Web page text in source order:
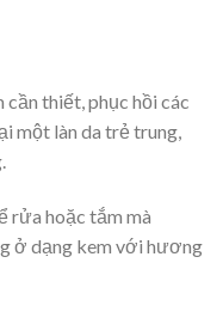
cần thiết, phục hồi các
một làn da trẻ trung,
rửa hoặc tắm mà
ở dạng kem với hương